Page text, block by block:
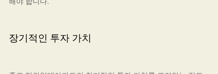
장기적인 투자 가치